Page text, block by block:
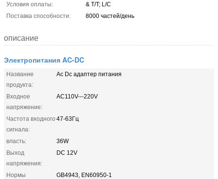
Условия оплаты:
& T/T; L/C
Поставка способности:
8000 частей/день
описание
Электропитания AC-DC
Название
продукта:
Ac Dc адаптер питания
Входное
напряжение:
AC110V---220V
Частота входного
сигнала:
47-63Гц
власть:
36W
Выход
напряжения:
DC 12V
Нормы
GB4943, EN60950-1